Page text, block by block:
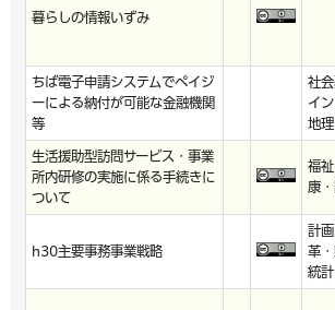
暮らしの情報いずみ
ちば電子申請システムでペイジ
ーによる納付が可能な金融機関
等
社会
イン
地理
生活援助型訪問サービス・事業
所内研修の実施に係る手続きに
ついて
福
康
h30主要事務事業戦略
計
革・
統計